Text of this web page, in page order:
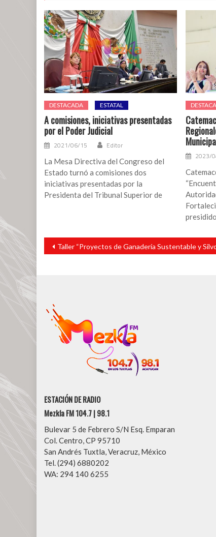
DESTACADA ESTATAL
A comisiones, iniciativas presentadas
por el Poder Judicial
2021/06/15 Editor
La Mesa Directiva del Congreso del
Estado turnó a comisiones dos
iniciativas presentadas por la
Presidenta del Tribunal Superior de
2023/
Navegación
entradas
Taller “Proyectos de Ganadería Sustentable y Silvopastoril” en
ESTACIÓN DE RADIO
Mezkla FM 104.7 | 98.1
Bulevar 5 de Febrero S/N Esq. Emparan
Col. Centro, CP 95710
San Andrés Tuxtla, Veracruz, México
Tel. (294) 6880202
WA: 294 140 6255